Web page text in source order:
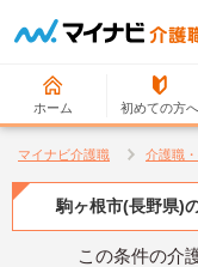
ホーム 初めての方へ
マイナビ介護職 介護職
駒ヶ根市(長野県)
この条件の介